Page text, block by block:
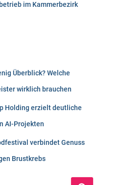
im Kammerbezirk
Überblick? Welche
wirklich brauchen
Holding erzielt deutliche
AI-Projekten
verbindet Genuss
Brustkrebs